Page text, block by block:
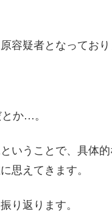
容疑者となっており
か…。
いうことで、具体
思えてきます。
り返ります。